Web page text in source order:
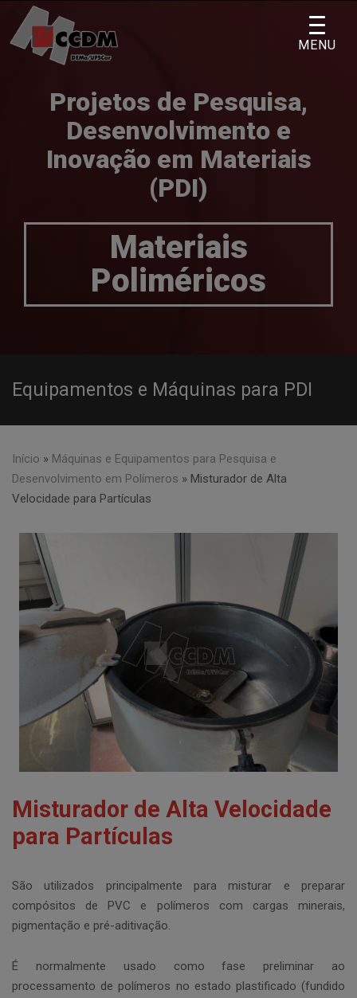
content
Projetos de Pesquisa,
Desenvolvimento e
Inovação em Materiais
(PDI)
Materiais
Poliméricos
Equipamentos e Máquinas para PDI
Início » Máquinas e Equipamentos para Pesquisa e
Desenvolvimento em Polímeros » Misturador de Alta
Velocidade para Partículas
Misturador de Alta Velocidade
para Partículas
São utilizados principalmente para misturar e preparar
compósitos de PVC e polímeros com cargas minerais,
pigmentação e pré-aditivação.
É normalmente usado como fase preliminar ao
processamento de polímeros no estado plastificado (fundido
MENU